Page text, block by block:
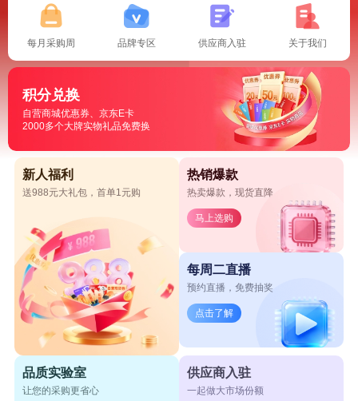
每月采购周 品牌专区 供应商入驻 关于我们
积分兑换
自营商城优惠券、京东E卡
2000多个大牌实物礼品免费换
新人福利
送988元大礼包，首单1元购
热销爆款
热卖爆款，现货直降
马上选购
每周二直播
预约直播，免费抽奖
点击了解
品质实验室
让您的采购更省心
供应商入驻
一起做大市场份额